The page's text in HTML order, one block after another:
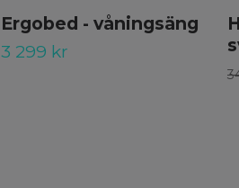
Ergobed - våningsäng
3 299 kr